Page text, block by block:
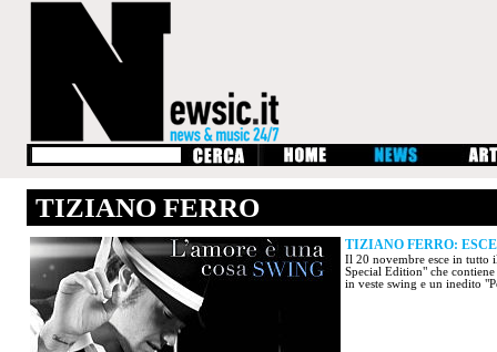
TIZIANO FERRO
TIZIANO FERRO:
Il 20 novembre esce in tutto
Special Edition" che
in veste swing e un inedito